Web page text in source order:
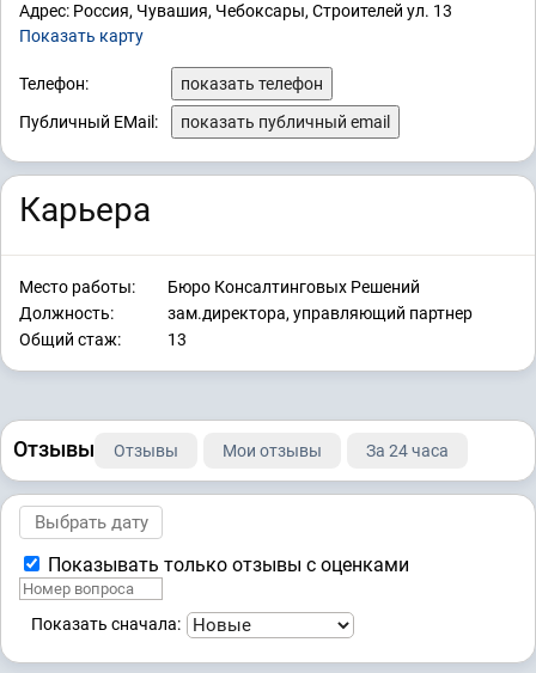
Адрес: Россия, Чувашия, Чебоксары, Строителей ул. 13
Показать карту
Телефон:
показать телефон
Публичный EMail:
показать публичный email
Карьера
Место работы:
Бюро Консалтинговых Решений
Должность:
зам.директора, управляющий партнер
Общий стаж:
13
Отзывы Отзывы Мои отзывы За 24 часа
Показывать только отзывы с оценками
Показать сначала: